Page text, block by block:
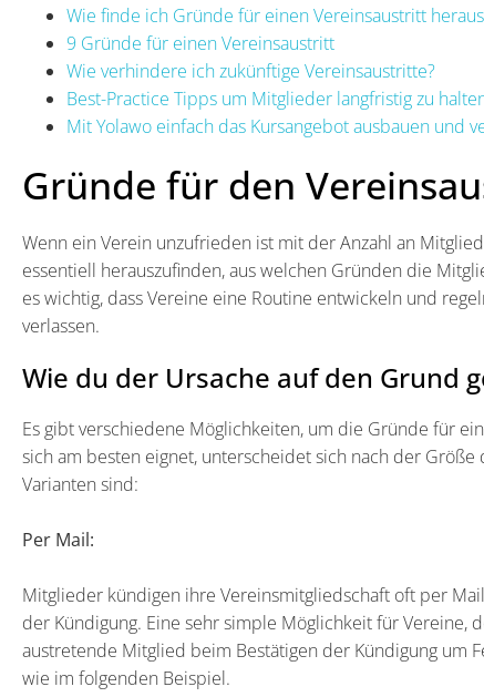
Wie finde ich Gründe für einen Vereinsaustritt
9 Gründe für einen Vereinsaustritt
Wie verhindere ich zukünftige Vereinsaustritte?
Best-Practice Tipps um Mitglieder langfristig zu
Mit Yolawo einfach das Kursangebot ausbauen und
Gründe für den
Wenn ein Verein unzufrieden ist mit der Anzahl an
essentiell herauszufinden, aus welchen Gründen die
es wichtig, dass Vereine eine Routine entwickeln und
verlassen.
Wie du der Ursache auf den Grund
Es gibt verschiedene Möglichkeiten, um die Gründe für
sich am besten eignet, unterscheidet sich nach der
Varianten sind:
Per Mail:
Mitglieder kündigen ihre Vereinsmitgliedschaft oft per
der Kündigung. Eine sehr simple Möglichkeit für Vereine,
austretende Mitglied beim Bestätigen der Kündigung um
wie im folgenden Beispiel.